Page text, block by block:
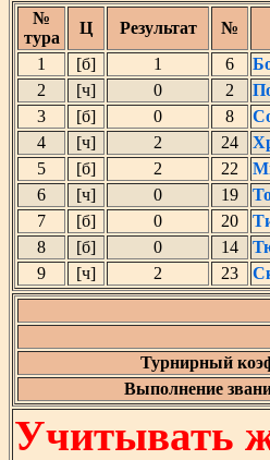
№
тура
Ц Результат №
1
[б] 1 6
2
[ч] 0 2
3
[б] 0 8
4
[ч] 2 24
5
[б] 2 22
6
[ч] 0 19
7
[б] 0 20
8
[б] 0 14
9
[ч] 2 23
Турнирный
Выполнение
Учитывать